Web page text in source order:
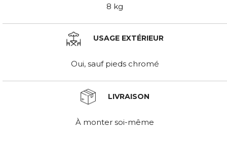
8 kg
USAGE EXTÉRIEUR
Oui, sauf pieds chromé
LIVRAISON
À monter soi-même